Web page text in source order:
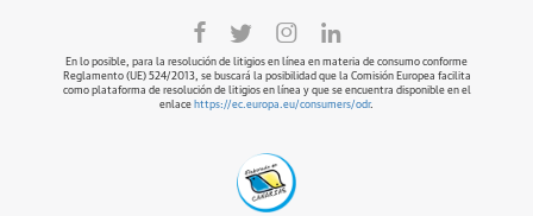
En lo posible, para la resolución de litigios en línea en materia de consumo conforme
Reglamento (UE) 524/2013, se buscará la posibilidad que la Comisión Europea facilita
como plataforma de resolución de litigios en línea y que se encuentra disponible en el
enlace https://ec.europa.eu/consumers/odr.